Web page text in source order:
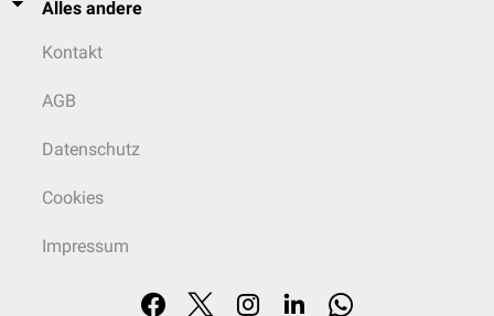
Alles andere
Kontakt
AGB
Datenschutz
Cookies
Impressum